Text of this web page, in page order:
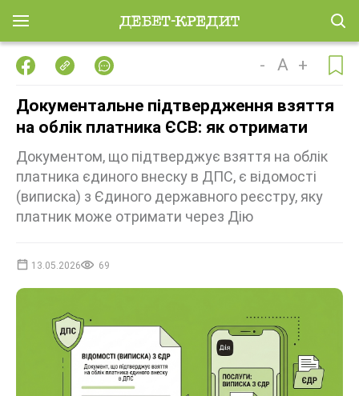
- A +
Документальне підтвердження взяття
на облік платника ЄСВ: як отримати
Документом, що підтверджує взяття на облік
платника єдиного внеску в ДПС, є відомості
(виписка) з Єдиного державного реєстру, яку
платник може отримати через Дію
13.05.2026 69